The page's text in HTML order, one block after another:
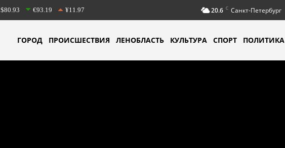
$80.93 €93.19 ¥11.97 20.6 C Санкт-Петербург
ГОРОД ПРОИСШЕСТВИЯ ЛЕНОБЛАСТЬ КУЛЬТУРА СПОРТ ПОЛИТИКА